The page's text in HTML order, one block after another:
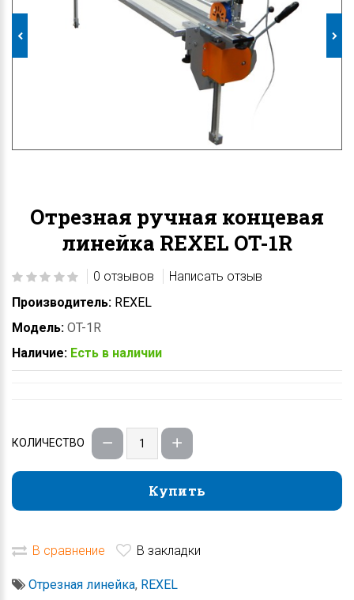
Отрезная ручная концевая
линейка REXEL OT-1R
0 отзывов
Написать отзыв
Производитель: REXEL
Модель: OT-1R
Наличие: Есть в наличии
КОЛИЧЕСТВО
Купить
Купить
В сравнение В закладки
Отрезная линейка, REXEL